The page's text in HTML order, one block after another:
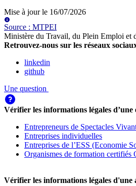
Mise à jour le 16/07/2026
Source : MTPEI
Ministère du Travail, du Plein Emploi et
Retrouvez-nous sur les réseaux
linkedin
github
Une question
Vérifier les informations légales d’une
Entrepreneurs de Spectacles
Entreprises individuelles
Entreprises de l’ESS (Economie
Organismes de formation certifiés
Vérifier les informations légales d'une